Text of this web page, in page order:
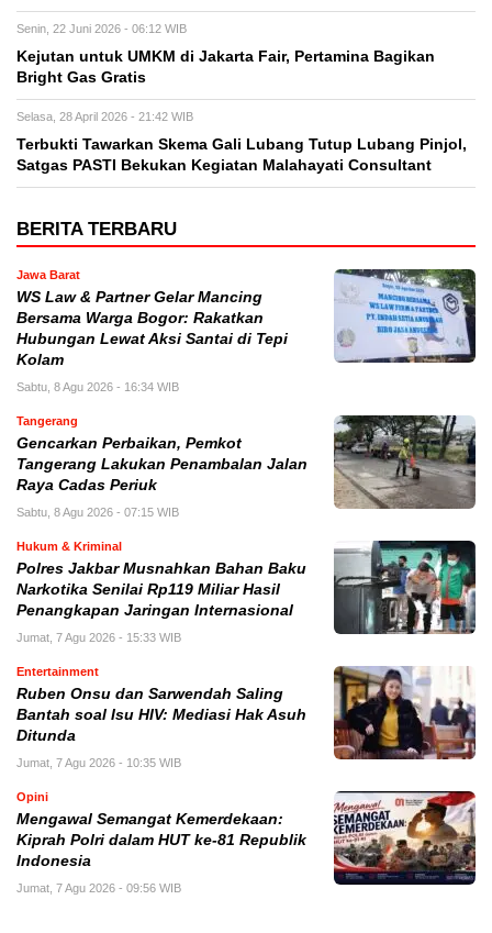
Senin, 22 Juni 2026 - 06:12 WIB
Kejutan untuk UMKM di Jakarta Fair, Pertamina Bagikan
Bright Gas Gratis
Selasa, 28 April 2026 - 21:42 WIB
Terbukti Tawarkan Skema Gali Lubang Tutup Lubang Pinjol,
Satgas PASTI Bekukan Kegiatan Malahayati Consultant
BERITA TERBARU
Jawa Barat
WS Law & Partner Gelar Mancing
Bersama Warga Bogor: Rakatkan
Hubungan Lewat Aksi Santai di Tepi
Kolam
Sabtu, 8 Agu 2026 - 16:34 WIB
Tangerang
Gencarkan Perbaikan, Pemkot
Tangerang Lakukan Penambalan Jalan
Raya Cadas Periuk
Sabtu, 8 Agu 2026 - 07:15 WIB
Hukum & Kriminal
Polres Jakbar Musnahkan Bahan Baku
Narkotika Senilai Rp119 Miliar Hasil
Penangkapan Jaringan Internasional
Jumat, 7 Agu 2026 - 15:33 WIB
Entertainment
Ruben Onsu dan Sarwendah Saling
Bantah soal Isu HIV: Mediasi Hak Asuh
Ditunda
Jumat, 7 Agu 2026 - 10:35 WIB
Opini
Mengawal Semangat Kemerdekaan:
Kiprah Polri dalam HUT ke-81 Republik
Indonesia
Jumat, 7 Agu 2026 - 09:56 WIB